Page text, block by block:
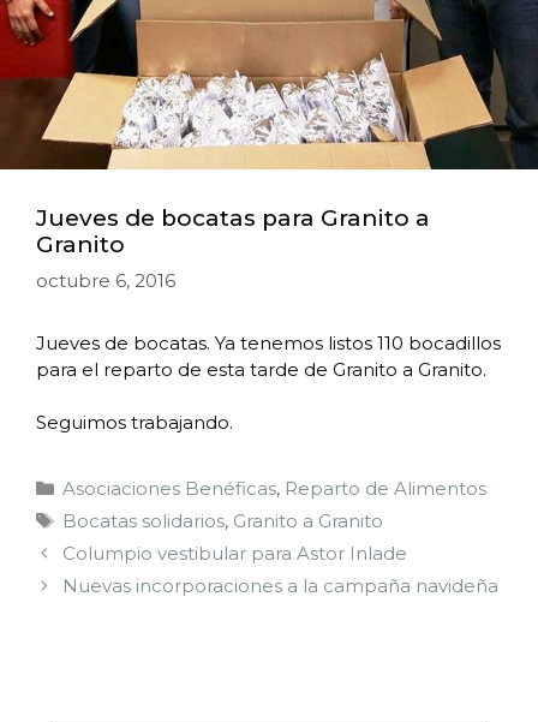
Jueves de bocatas para Granito a
Granito
octubre 6, 2016
Jueves de bocatas. Ya tenemos listos 110 bocadillos
para el reparto de esta tarde de Granito a Granito.
Seguimos trabajando.
Asociaciones Benéficas, Reparto de Alimentos
Bocatas solidarios, Granito a Granito
Columpio vestibular para Astor Inlade
Nuevas incorporaciones a la campaña navideña